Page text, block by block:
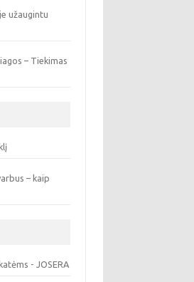
užaugintu
– Tiekimas
– kaip
- JOSERA